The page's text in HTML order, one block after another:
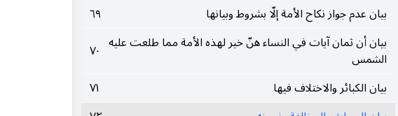
بيان عدم جواز نكاح الأمة إلّا بشروط وبيانها
٦٩
بيان أن ثمان آيات في النساء هنّ خير لهذه الأمة مما طلعت عليه
الشمس
٧٠
بيان الكبائر والاختلاف فيها
٧١